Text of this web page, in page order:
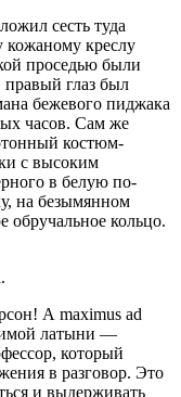
сесть туда
кожаному креслу
проседью были
правый глаз был
бежевого пиджака
часов. Сам же
ко­стюм-
с высоким
в белую по­
на безымянном
обручальное коль­цо.
A maximus ad
латыни —
который
в разговор. Это
и выдер­живать